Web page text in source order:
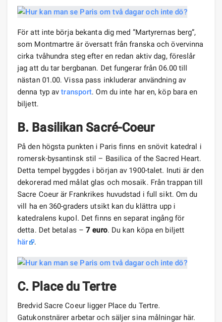
För att inte börja bekanta dig med ”Martyrernas berg”,
som Montmartre är översatt från franska och övervinna
cirka tvåhundra steg efter en redan aktiv dag, föreslår
jag att du tar bergbanan. Det fungerar från 06.00 till
nästan 01.00. Vissa pass inkluderar användning av
denna typ avtransport. Om du inte har en, köp bara en
biljett.
B. Basilikan Sacré-Coeur
På den högsta punkten i Paris finns en snövit katedral i
romersk-bysantinsk stil – Basilica of the Sacred Heart.
Detta tempel byggdes i början av 1900-talet. Inuti är den
dekorerad med målat glas och mosaik. Från trappan till
Sacre Coeur är Frankrikes huvudstad i full sikt. Om du
vill ha en 360-graders utsikt kan du klättra upp i
katedralens kupol. Det finns en separat ingång för
detta. Det betalas –7 euro. Du kan köpa en biljett
här
.
C. Place du Tertre
Bredvid Sacre Coeur ligger Place du Tertre.
Gatukonstnärer arbetar och säljer sina målningar här.